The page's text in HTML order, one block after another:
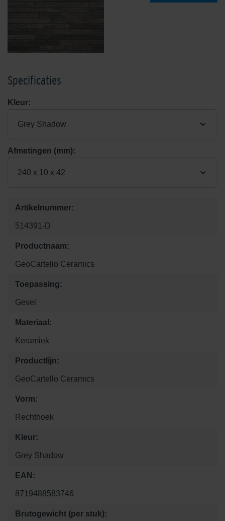
Specificaties
Kleur:
Grey Shadow
Afmetingen (mm):
240 x 10 x 42
Artikelnummer:
514391-D
Productnaam:
GeoCartello Ceramics
Toepassing:
Gevel
Materiaal:
Keramiek
Productlijn:
GeoCartello Ceramics
Vorm:
Rechthoek
Kleur:
Grey Shadow
EAN:
8719488583746
Brutogewicht (per stuk):